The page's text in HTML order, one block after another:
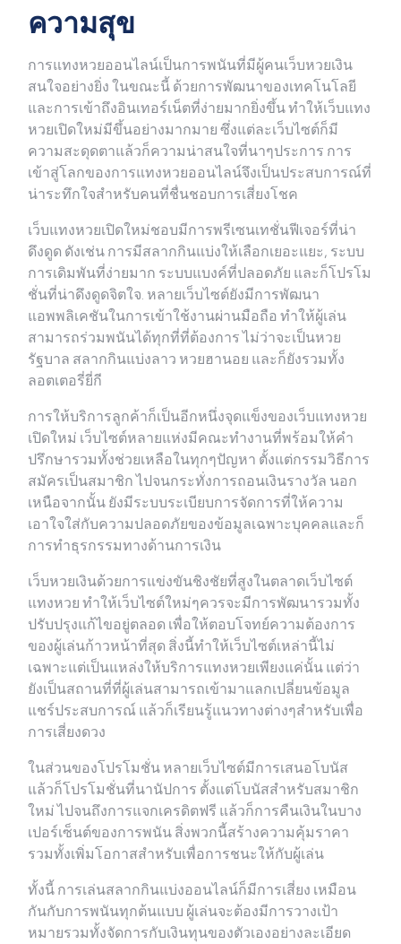
ความสุข
การแทงหวยออนไลน์เป็นการพนันที่มีผู้คนเว็บหวยเงิน
สนใจอย่างยิ่ง ในขณะนี้ ด้วยการพัฒนาของเทคโนโลยี
และการเข้าถึงอินเทอร์เน็ตที่ง่ายมากยิ่งขึ้น ทำให้เว็บแทง
หวยเปิดใหม่มีขึ้นอย่างมากมาย ซึ่งแต่ละเว็บไซต์ก็มี
ความสะดุดตาแล้วก็ความน่าสนใจที่นาๆประการ การ
เข้าสู่โลกของการแทงหวยออนไลน์จึงเป็นประสบการณ์ที่
น่าระทึกใจสำหรับคนที่ชื่นชอบการเสี่ยงโชค
เว็บแทงหวยเปิดใหม่ชอบมีการพรีเซนเทชั่นฟีเจอร์ที่น่า
ดึงดูด ดังเช่น การมีสลากกินแบ่งให้เลือกเยอะแยะ, ระบบ
การเดิมพันที่ง่ายมาก ระบบแบงค์ที่ปลอดภัย และก็โปรโม
ชั่นที่น่าดึงดูดจิตใจ. หลายเว็บไซต์ยังมีการพัฒนา
แอพพลิเคชันในการเข้าใช้งานผ่านมือถือ ทำให้ผู้เล่น
สามารถร่วมพนันได้ทุกที่ที่ต้องการ ไม่ว่าจะเป็นหวย
รัฐบาล สลากกินแบ่งลาว หวยฮานอย และก็ยังรวมทั้ง
ลอตเตอรี่ยี่กี
การให้บริการลูกค้าก็เป็นอีกหนึ่งจุดแข็งของเว็บแทงหวย
เปิดใหม่ เว็บไซต์หลายแห่งมีคณะทำงานที่พร้อมให้คำ
ปรึกษารวมทั้งช่วยเหลือในทุกๆปัญหา ตั้งแต่กรรมวิธีการ
สมัครเป็นสมาชิก ไปจนกระทั่งการถอนเงินรางวัล นอก
เหนือจากนั้น ยังมีระบบระเบียบการจัดการที่ให้ความ
เอาใจใส่กับความปลอดภัยของข้อมูลเฉพาะบุคคลและก็
การทำธุรกรรมทางด้านการเงิน
เว็บหวยเงินด้วยการแข่งขันชิงชัยที่สูงในตลาดเว็บไซต์
แทงหวย ทำให้เว็บไซต์ใหม่ๆควรจะมีการพัฒนารวมทั้ง
ปรับปรุงแก้ไขอยู่ตลอด เพื่อให้ตอบโจทย์ความต้องการ
ของผู้เล่นก้าวหน้าที่สุด สิ่งนี้ทำให้เว็บไซต์เหล่านี้ไม่
เฉพาะแต่เป็นแหล่งให้บริการแทงหวยเพียงแค่นั้น แต่ว่า
ยังเป็นสถานที่ที่ผู้เล่นสามารถเข้ามาแลกเปลี่ยนข้อมูล
แชร์ประสบการณ์ แล้วก็เรียนรู้แนวทางต่างๆสำหรับเพื่อ
การเสี่ยงดวง
ในส่วนของโปรโมชั่น หลายเว็บไซต์มีการเสนอโบนัส
แล้วก็โปรโมชั่นที่นานัปการ ตั้งแต่โบนัสสำหรับสมาชิก
ใหม่ ไปจนถึงการแจกเครดิตฟรี แล้วก็การคืนเงินในบาง
เปอร์เซ็นต์ของการพนัน สิ่งพวกนี้สร้างความคุ้มราคา
รวมทั้งเพิ่มโอกาสสำหรับเพื่อการชนะให้กับผู้เล่น
ทั้งนี้ การเล่นสลากกินแบ่งออนไลน์ก็มีการเสี่ยง เหมือน
กันกับการพนันทุกต้นแบบ ผู้เล่นจะต้องมีการวางเป้า
หมายรวมทั้งจัดการกับเงินทุนของตัวเองอย่างละเอียด